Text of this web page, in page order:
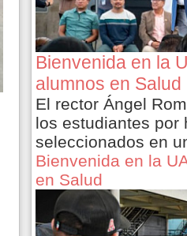
Bienvenida en la
alumnos en Salud
El rector Ángel
los estudiantes por
seleccionados en
Bienvenida en la
en Salud